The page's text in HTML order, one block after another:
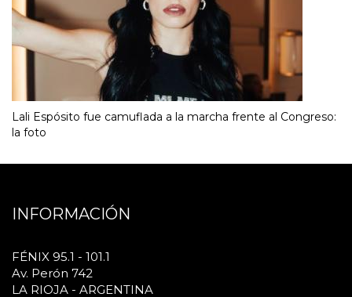
Lali Espósito fue camuflada a la marcha frente al Congreso:
la foto
INFORMACIÓN
FÉNIX 95.1 - 101.1
Av. Perón 742
LA RIOJA - ARGENTINA